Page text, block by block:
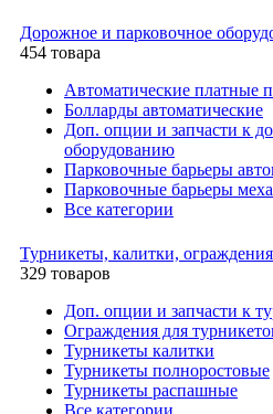
Дорожное и парковочное
454 товара
Автоматические платные
Болларды автоматические
Доп. опции и запчасти к
оборудованию
Парковочные барьеры
Парковочные барьеры
Все категории
Турникеты, калитки, ограждения
329 товаров
Доп. опции и запчасти к
Ограждения для
Турникеты калитки
Турникеты полноростовые
Турникеты распашные
Все категории